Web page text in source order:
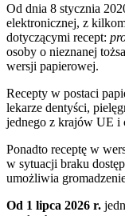
Od dnia 8 stycznia
elektronicznej, z
dotyczącymi recept:
osoby o nieznanej
wersji papierowej.
Recepty w postaci
lekarze dentyści,
jednego z krajów UE i
Ponadto receptę w
w sytuacji braku
umożliwia
Od 1 lipca 2026 r.